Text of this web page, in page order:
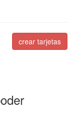
crear tarjetas